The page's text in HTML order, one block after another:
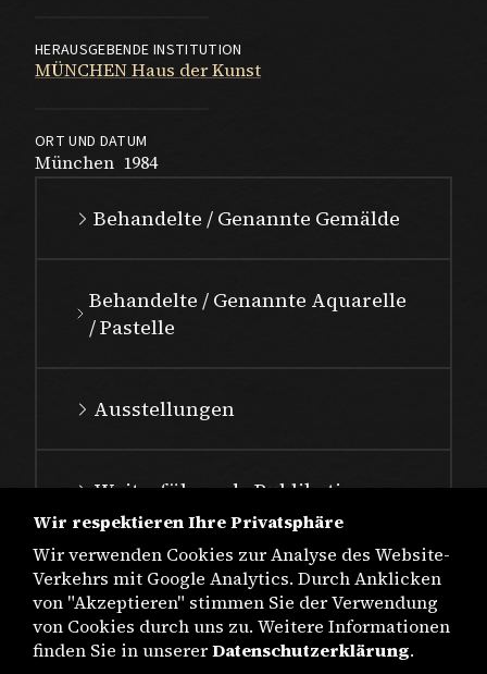
HERAUSGEBENDE INSTITUTION
MÜNCHEN Haus der Kunst
ORT UND DATUM
München 1984
Behandelte / Genannte Gemälde
Behandelte / Genannte Aquarelle
/ Pastelle
Ausstellungen
Weiterführende Publikationen
Wir respektieren Ihre Privatsphäre
Wir verwenden Cookies zur Analyse des Website-
Verkehrs mit Google Analytics. Durch Anklicken
von "Akzeptieren" stimmen Sie der Verwendung
von Cookies durch uns zu. Weitere Informationen
finden Sie in unsererDatenschutzerklärung.